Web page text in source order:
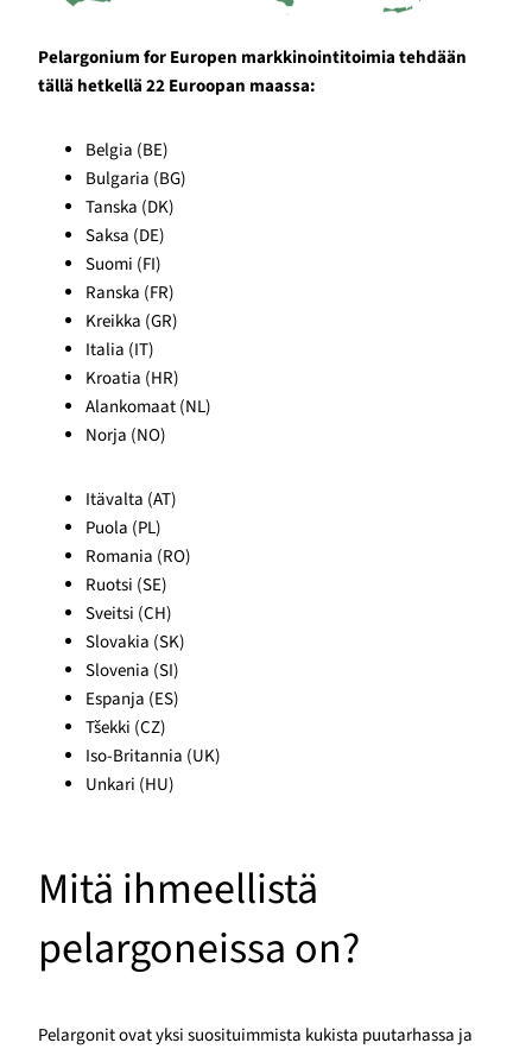
Pelargonium for Europen markkinointitoimia tehdään
tällä hetkellä 22 Euroopan maassa:
Belgia (BE)
Bulgaria (BG)
Tanska (DK)
Saksa (DE)
Suomi (FI)
Ranska (FR)
Kreikka (GR)
Italia (IT)
Kroatia (HR)
Alankomaat (NL)
Norja (NO)
Itävalta (AT)
Puola (PL)
Romania (RO)
Ruotsi (SE)
Sveitsi (CH)
Slovakia (SK)
Slovenia (SI)
Espanja (ES)
Tšekki (CZ)
Iso-Britannia (UK)
Unkari (HU)
Mitä ihmeellistä
pelargoneissa on?
Pelargonit ovat yksi suosituimmista kukista puutarhassa ja